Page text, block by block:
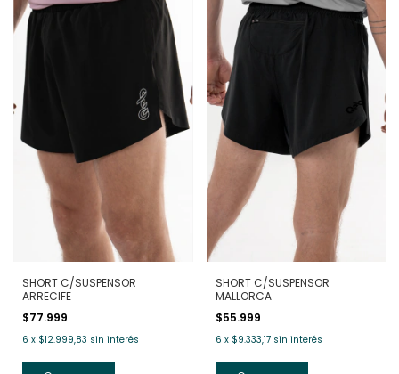
SHORT C/SUSPENSOR
ARRECIFE
$77.999
6 x $12.999,83 sin interés
SHORT C/SUSPENSOR
MALLORCA
$55.999
6 x $9.333,17 sin interés